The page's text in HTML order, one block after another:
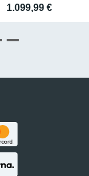
1.099,99 €